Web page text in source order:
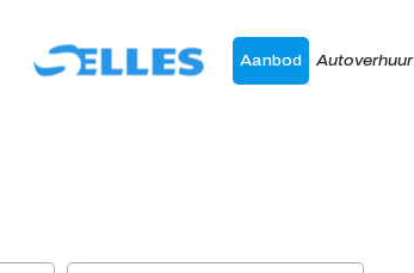
Aanbod Autoverhuur
Aanbod